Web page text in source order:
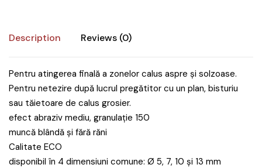
Description Reviews (0)
Pentru atingerea finală a zonelor calus aspre și solzoase.
Pentru netezire după lucrul pregătitor cu un plan, bisturiu
sau tăietoare de calus grosier.
efect abraziv mediu, granulație 150
muncă blândă și fără răni
Calitate ECO
disponibil în 4 dimensiuni comune: Ø 5, 7, 10 și 13 mm